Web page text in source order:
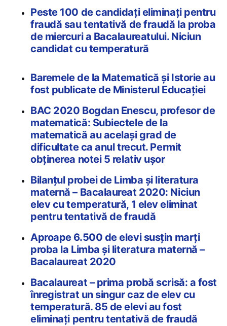
Peste 100 de candidați eliminați pentru
fraudă sau tentativă de fraudă la proba
de miercuri a Bacalaureatului. Niciun
candidat cu temperatură
Baremele de la Matematică și Istorie au
fost publicate de Ministerul Educației
BAC 2020 Bogdan Enescu, profesor de
matematică: Subiectele de la
matematică au același grad de
dificultate ca anul trecut. Permit
obținerea notei 5 relativ ușor
Bilanțul probei de Limba și literatura
maternă – Bacalaureat 2020: Niciun
elev cu temperatură, 1 elev eliminat
pentru tentativă de fraudă
Aproape 6.500 de elevi susțin marți
proba la Limba și literatura maternă –
Bacalaureat 2020
Bacalaureat – prima probă scrisă: a fost
înregistrat un singur caz de elev cu
temperatură. 85 de elevi au fost
eliminați pentru tentativă de fraudă